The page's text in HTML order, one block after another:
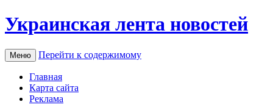
Украинская лента новостей
Меню Перейти к содержимому
Главная
Карта сайта
Реклама